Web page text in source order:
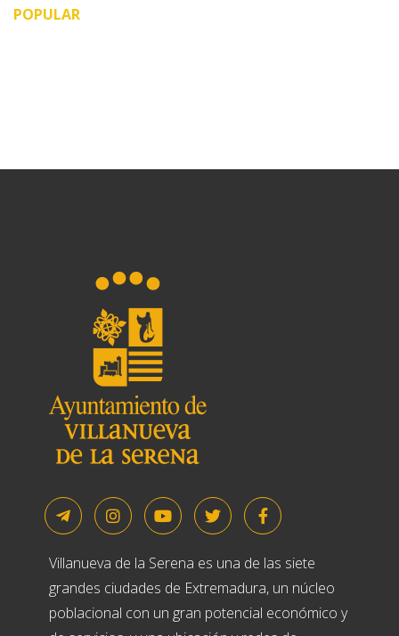
POPULAR
Villanueva de la Serena es una de las siete
grandes ciudades de Extremadura, un núcleo
poblacional con un gran potencial económico y